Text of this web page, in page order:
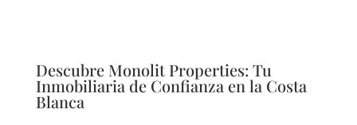
Descubre Monolit Properties: Tu
Inmobiliaria de Confianza en la Costa
Blanca